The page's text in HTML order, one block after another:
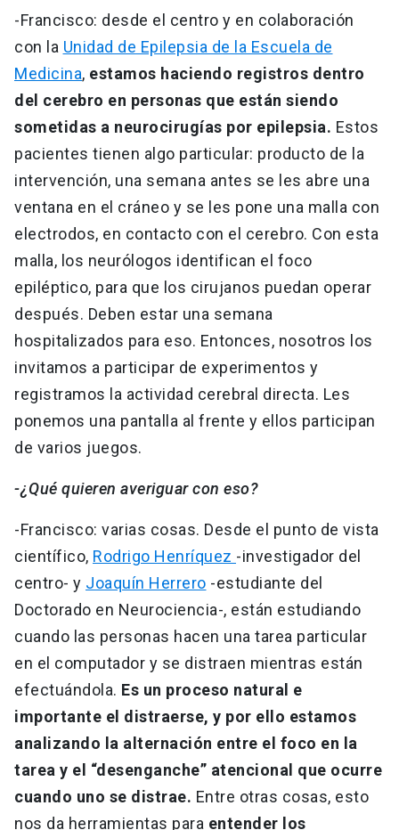
-Francisco: desde el centro y en colaboración
con la Unidad de Epilepsia de la Escuela de
Medicina, estamos haciendo registros dentro
del cerebro en personas que están siendo
sometidas a neurocirugías por epilepsia. Estos
pacientes tienen algo particular: producto de la
intervención, una semana antes se les abre una
ventana en el cráneo y se les pone una malla con
electrodos, en contacto con el cerebro. Con esta
malla, los neurólogos identifican el foco
epiléptico, para que los cirujanos puedan operar
después. Deben estar una semana
hospitalizados para eso. Entonces, nosotros los
invitamos a participar de experimentos y
registramos la actividad cerebral directa. Les
ponemos una pantalla al frente y ellos participan
de varios juegos.
-¿Qué quieren averiguar con eso?
-Francisco: varias cosas. Desde el punto de vista
científico, Rodrigo Henríquez -investigador del
centro- y Joaquín Herrero -estudiante del
Doctorado en Neurociencia-, están estudiando
cuando las personas hacen una tarea particular
en el computador y se distraen mientras están
efectuándola. Es un proceso natural e
importante el distraerse, y por ello estamos
analizando la alternación entre el foco en la
tarea y el “desenganche” atencional que ocurre
cuando uno se distrae. Entre otras cosas, esto
nos da herramientas para entender los